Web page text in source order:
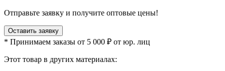
Отправьте заявку и получите оптовые цены!
Оставить заявку
* Принимаем заказы от 5 000 ₽ от юр. лиц
Этот товар в других материалах: